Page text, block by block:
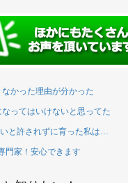
かった理由が分かった
ってはいけないと思ってた
と許されずに育った私は…
門家！安心できます